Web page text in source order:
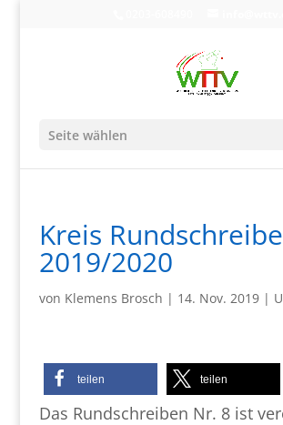
Seite wählen
Kreis
2019/2020
von Klemens Brosch | 14. Nov. 2019|
teilen teilen
Das Rundschreiben Nr. 8 ist